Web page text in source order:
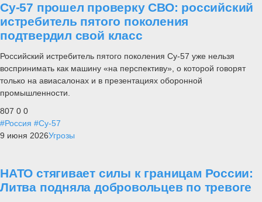
Су-57 прошел проверку СВО: российский
истребитель пятого поколения
подтвердил свой класс
Российский истребитель пятого поколения Су-57 уже нельзя
воспринимать как машину «на перспективу», о которой говорят
только на авиасалонах и в презентациях оборонной
промышленности.
807 0 0
#Россия #Су-57
9 июня 2026Угрозы
НАТО стягивает силы к границам России:
Литва подняла добровольцев по тревоге